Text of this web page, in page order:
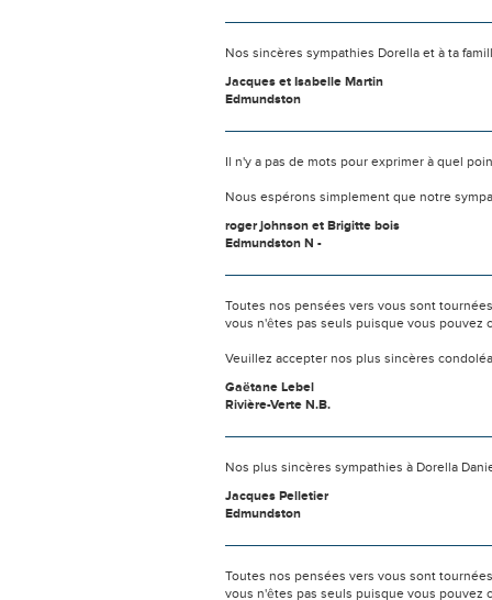
Nos sincères sympathies Dorella et à ta
Jacques et Isabelle Martin
Edmundston
Il n'y a pas de mots pour exprimer à quel
Nous espérons simplement que notre
roger johnson et Brigitte bois
Edmundston N -
Toutes nos pensées vers vous sont
vous n'êtes pas seuls puisque vous pouvez
Veuillez accepter nos plus sincères
Gaëtane Lebel
Rivière-Verte N.B.
Nos plus sincères sympathies à Dorella
Jacques Pelletier
Edmundston
Toutes nos pensées vers vous sont
vous n'êtes pas seuls puisque vous pouvez